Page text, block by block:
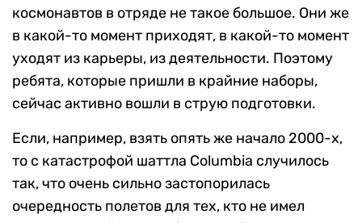
космонавтов в отряде не такое большое. Они же
в какой-то момент приходят, в какой-то момент
уходят из карьеры, из деятельности. Поэтому
ребята, которые пришли в крайние наборы,
сейчас активно вошли в струю подготовки.
Если, например, взять опять же начало 2000-х,
то с катастрофой шаттла Columbia случилось
так, что очень сильно застопорилась
очередность полетов для тех, кто не имел